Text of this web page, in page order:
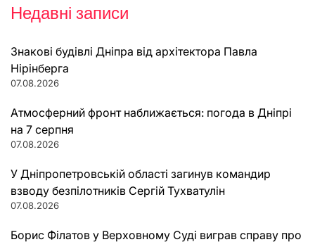
Недавні записи
Знакові будівлі Дніпра від архітектора Павла
Нірінберга
07.08.2026
Атмосферний фронт наближається: погода в Дніпрі
на 7 серпня
07.08.2026
У Дніпропетровській області загинув командир
взводу безпілотників Сергій Тухватулін
07.08.2026
Борис Філатов у Верховному Суді виграв справу про